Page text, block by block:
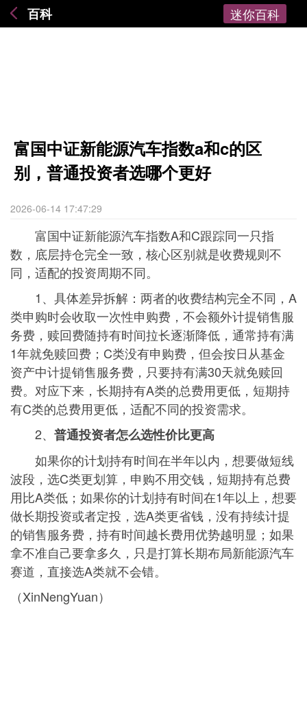
百科 迷你百科
富国中证新能源汽车指数a和c的区
别，普通投资者选哪个更好
2026-06-14 17:47:29
富国中证新能源汽车指数A和C跟踪同一只指
数，底层持仓完全一致，核心区别就是收费规则不
同，适配的投资周期不同。
1、具体差异拆解：两者的收费结构完全不同，A
类申购时会收取一次性申购费，不会额外计提销售服
务费，赎回费随持有时间拉长逐渐降低，通常持有满
1年就免赎回费；C类没有申购费，但会按日从基金
资产中计提销售服务费，只要持有满30天就免赎回
费。对应下来，长期持有A类的总费用更低，短期持
有C类的总费用更低，适配不同的投资需求。
2、 普通投资者怎么选性价比更高
如果你的计划持有时间在半年以内，想要做短线
波段，选C类更划算，申购不用交钱，短期持有总费
用比A类低；如果你的计划持有时间在1年以上，想要
做长期投资或者定投，选A类更省钱，没有持续计提
的销售服务费，持有时间越长费用优势越明显；如果
拿不准自己要拿多久，只是打算长期布局新能源汽车
赛道，直接选A类就不会错。
（XinNengYuan）